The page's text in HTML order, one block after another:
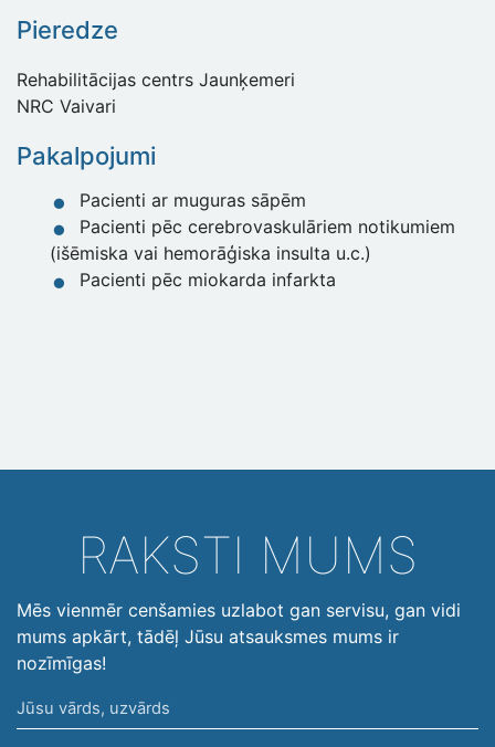
Pieredze
Rehabilitācijas centrs Jaunķemeri
NRC Vaivari
Pakalpojumi
Pacienti ar muguras sāpēm
Pacienti pēc cerebrovaskulāriem notikumiem
(išēmiska vai hemorāģiska insulta u.c.)
Pacienti pēc miokarda infarkta
RAKSTI MUMS
Mēs vienmēr cenšamies uzlabot gan servisu, gan vidi
mums apkārt, tādēļ Jūsu atsauksmes mums ir
nozīmīgas!
Jūsu
vārds,